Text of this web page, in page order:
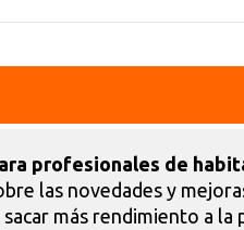
profesionales de
las novedades y
más rendimiento a la